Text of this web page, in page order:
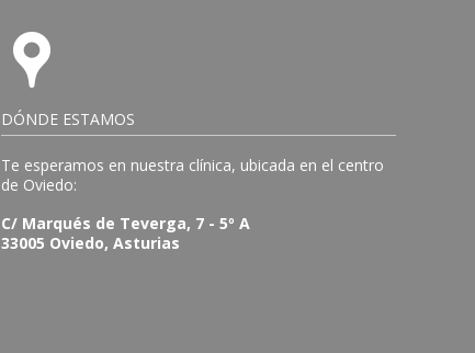
DÓNDE ESTAMOS
Te esperamos en nuestra clínica, ubicada en el centro
de Oviedo:
C/ Marqués de Teverga, 7 - 5º A
33005 Oviedo, Asturias